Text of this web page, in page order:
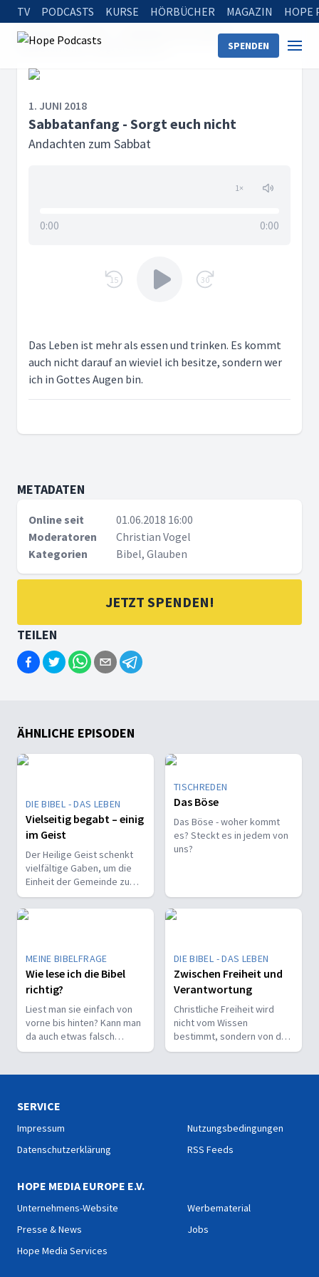
TV PODCASTS KURSE HÖRBÜCHER MAGAZIN HOPE
SPENDEN
Startseite
Andachten zum Sabbat
Sabbatanfang - Sorgt euch nicht
1. JUNI 2018
Sabbatanfang - Sorgt euch nicht
Andachten zum Sabbat
1×
0:00 0:00
15 30
Das Leben ist mehr als essen und trinken. Es kommt
auch nicht darauf an wieviel ich besitze, sondern wer
ich in Gottes Augen bin.
METADATEN
Online seit
01.06.2018 16:00
Moderatoren
Christian Vogel
Kategorien
Bibel, Glauben
JETZT SPENDEN!
TEILEN
ÄHNLICHE EPISODEN
DIE BIBEL - DAS LEBEN
Vielseitig begabt – einig
im Geist
Der Heilige Geist schenkt
vielfältige Gaben, um die
Einheit der Gemeinde zu
stärken und sie zu
befähigen, Christus vor den
Menschen zu bekennen.
TISCHREDEN
Das Böse
Das Böse - woher kommt
es? Steckt es in jedem von
uns?
MEINE BIBELFRAGE
Wie lese ich die Bibel
richtig?
Liest man sie einfach von
vorne bis hinten? Kann man
da auch etwas falsch
machen? Wie interpretiert
DIE BIBEL - DAS LEBEN
Zwischen Freiheit und
Verantwortung
Christliche Freiheit wird
nicht vom Wissen
bestimmt, sondern von der
Beziehung zum Nächsten –
SERVICE
Impressum
Datenschutzerklärung
Nutzungsbedingungen
RSS Feeds
HOPE MEDIA EUROPE E.V.
Unternehmens-Website
Presse & News
Hope Media Services
Werbematerial
Jobs